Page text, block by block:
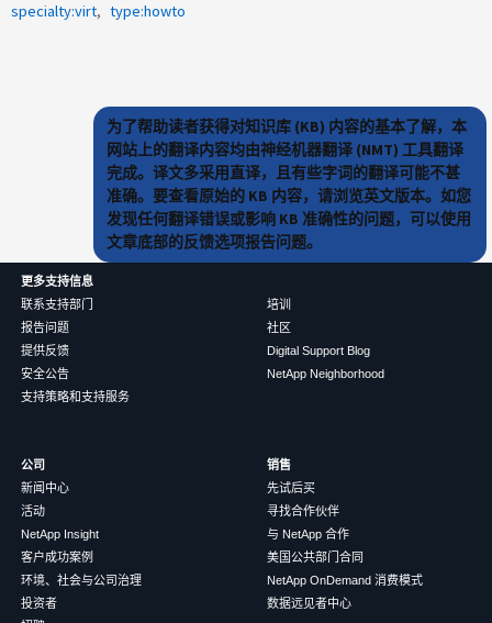
specialty:virt
type:howto
为了帮助读者获得对知识库 (KB) 内容的基本了解，本
网站上的翻译内容均由神经机器翻译 (NMT) 工具翻译
完成。译文多采用直译，且有些字词的翻译可能不甚
准确。要查看原始的 KB 内容，请浏览英文版本。如您
发现任何翻译错误或影响 KB 准确性的问题，可以使用
文章底部的反馈选项报告问题。
更多支持信息
联系支持部门
报告问题
提供反馈
安全公告
支持策略和支持服务
培训
社区
Digital Support Blog
NetApp Neighborhood
公司
新闻中心
活动
NetApp Insight
客户成功案例
环境、社会与公司治理
投资者
销售
先试后买
寻找合作伙伴
与 NetApp 合作
美国公共部门合同
NetApp OnDemand 消费模式
数据远见者中心